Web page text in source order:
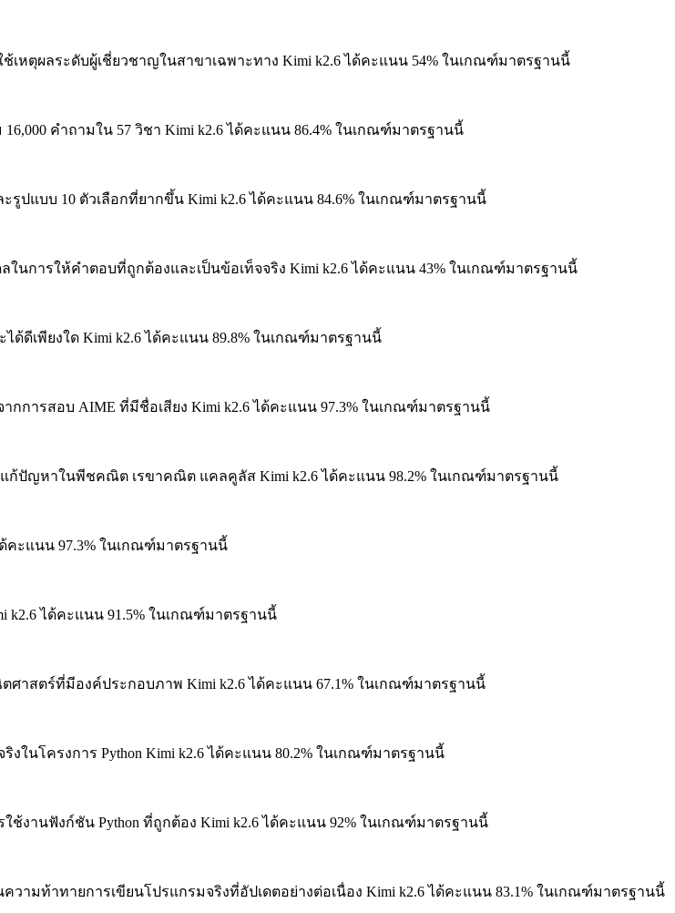
เหตุผลระดับผู้เชี่ยวชาญในสาขาเฉพาะทาง Kimi k2.6 ได้คะแนน 54% ในเกณฑ์มาตรฐานนี้
คำถามใน 57 วิชา Kimi k2.6 ได้คะแนน 86.4% ในเกณฑ์มาตรฐานนี้
รูปแบบ 10 ตัวเลือกที่ยากขึ้น Kimi k2.6 ได้คะแนน 84.6% ในเกณฑ์มาตรฐานนี้
ในการให้คำตอบที่ถูกต้องและเป็นข้อเท็จจริง Kimi k2.6 ได้คะแนน 43% ในเกณฑ์มาตรฐานนี้
ด้ดีเพียงใด Kimi k2.6 ได้คะแนน 89.8% ในเกณฑ์มาตรฐานนี้
กการสอบ AIME ที่มีชื่อเสียง Kimi k2.6 ได้คะแนน 97.3% ในเกณฑ์มาตรฐานนี้
ก้ปัญหาในพีชคณิต เรขาคณิต แคลคูลัส Kimi k2.6 ได้คะแนน 98.2% ในเกณฑ์มาตรฐานนี้
ด้คะแนน 97.3% ในเกณฑ์มาตรฐานนี้
k2.6 ได้คะแนน 91.5% ในเกณฑ์มาตรฐานนี้
ศาสตร์ที่มีองค์ประกอบภาพ Kimi k2.6 ได้คะแนน 67.1% ในเกณฑ์มาตรฐานนี้
งในโครงการ Python Kimi k2.6 ได้คะแนน 80.2% ในเกณฑ์มาตรฐานนี้
ช้งานฟังก์ชัน Python ที่ถูกต้อง Kimi k2.6 ได้คะแนน 92% ในเกณฑ์มาตรฐานนี้
ามท้าทายการเขียนโปรแกรมจริงที่อัปเดตอย่างต่อเนื่อง Kimi k2.6 ได้คะแนน 83.1% ในเกณฑ์มาตรฐานนี้